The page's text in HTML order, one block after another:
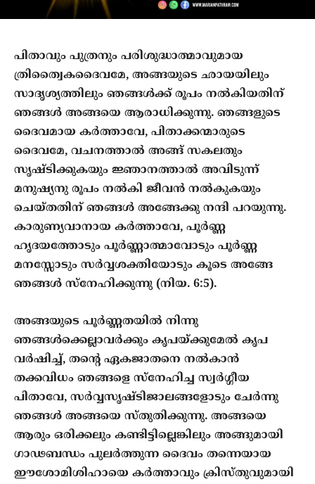
പിതാവും പുത്രനും പരിശുദ്ധാത്മാവുമായ
ത്രിത്വൈകദൈവമേ, അങ്ങയുടെ ഛായയിലും
സാദൃശ്യത്തിലും ഞങ്ങള്‍ക്ക് രൂപം നല്‍കിയതിന്
ഞങ്ങള്‍ അങ്ങയെ ആരാധിക്കുന്നു. ഞങ്ങളുടെ
ദൈവമായ കര്‍ത്താവേ, പിതാക്കന്മാരുടെ
ദൈവമേ, വചനത്താല്‍ അങ്ങ് സകലതും
സൃഷ്ടിക്കുകയും ജ്ഞാനത്താല്‍ അവിടുന്ന്
മനുഷ്യനു രൂപം നല്‍കി ജീവന്‍ നല്‍കുകയും
ചെയ്തതിന് ഞങ്ങള്‍ അങ്ങേക്കു നന്ദി പറയുന്നു.
കാരുണ്യവാനായ കര്‍ത്താവേ, പൂര്‍ണ്ണ
ഹൃദയത്തോടും പൂര്‍ണ്ണാത്മാവോടും പൂര്‍ണ്ണ
മനസ്സോടും സര്‍വ്വശക്തിയോടും കൂടെ അങ്ങേ
ഞങ്ങള്‍ സ്നേഹിക്കുന്നു (നിയ. 6:5).
അങ്ങയുടെ പൂര്‍ണ്ണതയില്‍ നിന്നു
ഞങ്ങള്‍ക്കെല്ലാവര്‍ക്കും കൃപയ്ക്കുമേല്‍ കൃപ
വര്‍ഷിച്ച്, തന്‍റെ ഏകജാതനെ നല്‍കാന്‍
തക്കവിധം ഞങ്ങളെ സ്നേഹിച്ച സ്വര്‍ഗ്ഗീയ
പിതാവേ, സര്‍വ്വസൃഷ്ടിജാലങ്ങളോടും ചേര്‍ന്നു
ഞങ്ങള്‍ അങ്ങയെ സ്തുതിക്കുന്നു. അങ്ങയെ
ആരും ഒരിക്കലും കണ്ടിട്ടില്ലെങ്കിലും അങ്ങുമായി
ഗാഢബന്ധം പുലര്‍ത്തുന്ന ദൈവം തന്നെയായ
ഈശോമിശിഹായെ കര്‍ത്താവും ക്രിസ്തുവുമായി